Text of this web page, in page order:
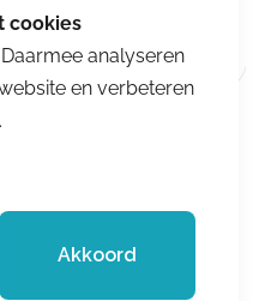
analyseren
en verbeteren
Akkoord